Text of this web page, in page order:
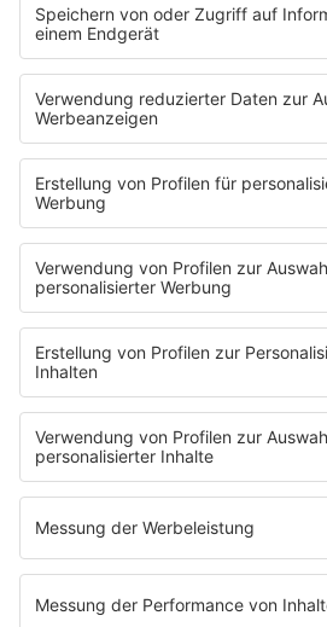
STARTSEITE
SERVICE
Kontakt
Newsletter
Jobs & Praktika
Pressekontakt
Presse & Downloads
Verkehr
Wetter
EMPFANG
Übersicht
radio.de
radioplayer.de